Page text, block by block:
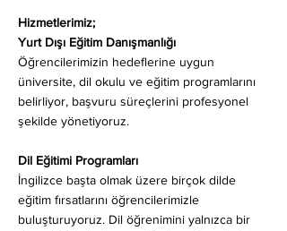
Hizmetlerimiz;
Yurt Dışı Eğitim Danışmanlığı
Öğrencilerimizin hedeflerine uygun
üniversite, dil okulu ve eğitim programlarını
belirliyor, başvuru süreçlerini profesyonel
şekilde yönetiyoruz.
Dil Eğitimi Programları
İngilizce başta olmak üzere birçok dilde
eğitim fırsatlarını öğrencilerimizle
buluşturuyoruz. Dil öğrenimini yalnızca bir